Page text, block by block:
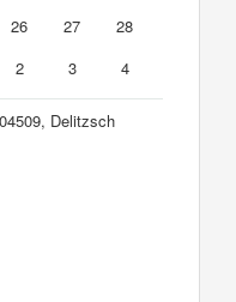
26 27
28
2 3 4
Delitzsch